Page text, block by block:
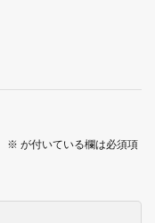
※ が付いている欄は必須項